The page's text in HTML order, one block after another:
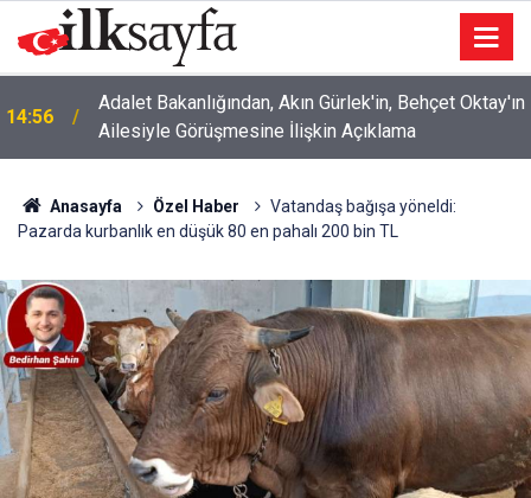
14:56
Adalet Bakanlığından, Akın Gürlek'in, Behçet Oktay'ın
Ailesiyle Görüşmesine İlişkin Açıklama
Anasayfa Özel Haber
Vatandaş bağışa yöneldi:
Pazarda kurbanlık en düşük 80 en pahalı 200 bin TL